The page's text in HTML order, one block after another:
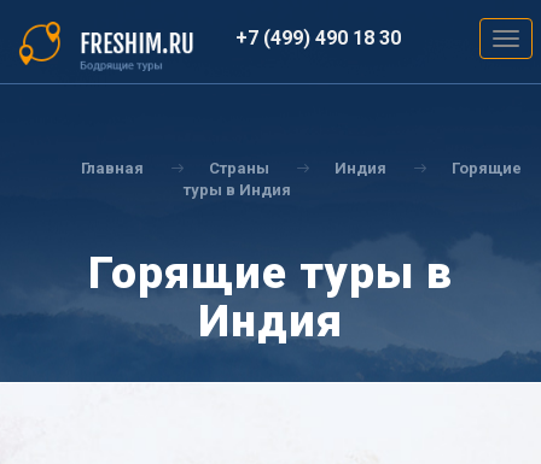
основному
содержанию
+7 (499) 490 18 30
Главная Страны Индия
Горящие
туры в Индия
Горящие туры в
Индия